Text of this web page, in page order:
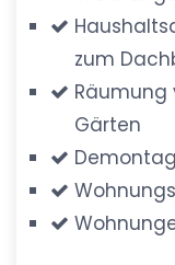
zum
Räumung
Gärten